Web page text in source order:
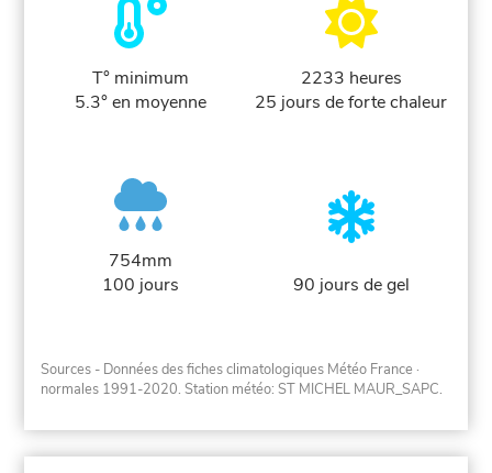
T° minimum
5.3° en moyenne
2233 heures
25 jours de forte chaleur
754mm
100 jours
90 jours de gel
Sources - Données des fiches climatologiques Météo France ·
normales 1991-2020. Station météo: ST MICHEL MAUR_SAPC.